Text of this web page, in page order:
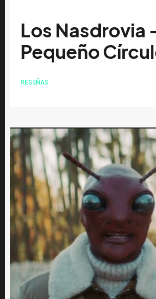
Los Nasdrovia
Pequeño
RESEÑAS